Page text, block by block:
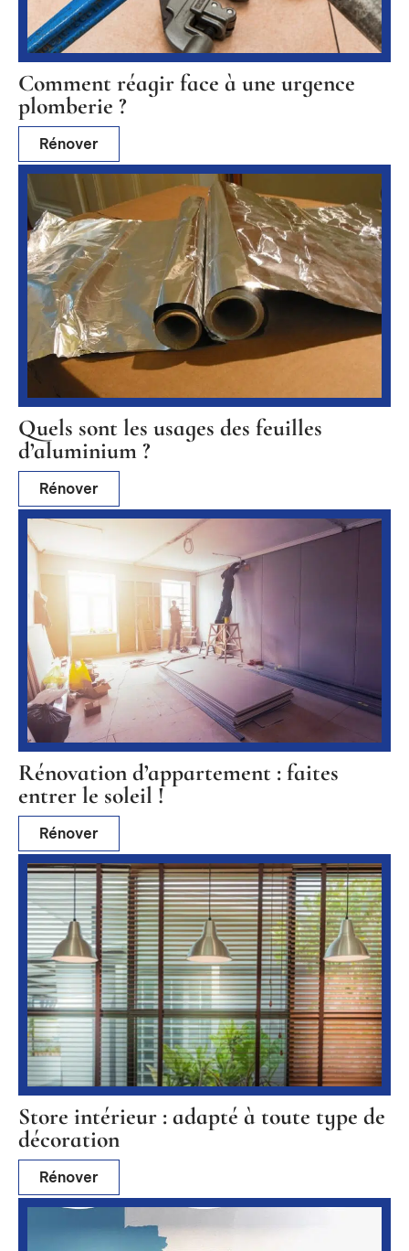
Comment réagir face à une urgence
plomberie ?
Rénover
Quels sont les usages des feuilles
d’aluminium ?
Rénover
Rénovation d’appartement : faites
entrer le soleil !
Rénover
Store intérieur : adapté à toute type de
décoration
Rénover